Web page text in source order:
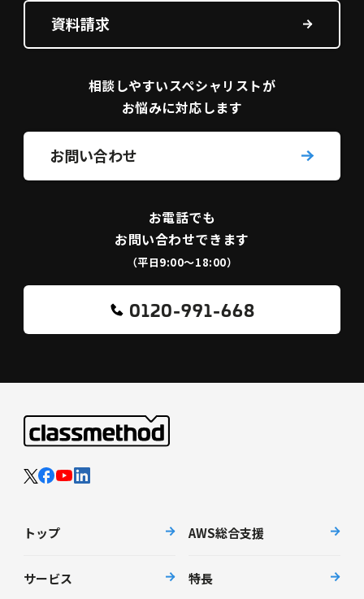
資料請求
相談しやすいスペシャリストが
お悩みに対応します
お問い合わせ
お電話でも
お問い合わせできます
（平日9:00〜18:00）
0120-991-668
トップ AWS総合支援
サービス 特長